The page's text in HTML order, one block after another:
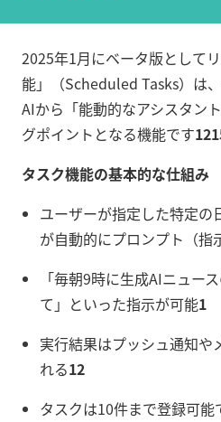
2025年1月にベータ版として
能」（Scheduled Tasks）は
AIから「能動的なアシスタン
グポイントとなる機能です12
タスク機能の基本的な仕組み
ユーザーが指定した特定の
が自動的にプロンプト（指
「毎朝9時に生成AIニュー
て」といった指示が可能1
実行結果はプッシュ通知や
れる12
タスクは10件まで登録可能